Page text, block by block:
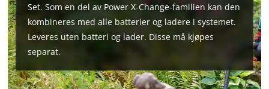
Set. Som en del av Power X-Change-familien kan den
kombineres med alle batterier og ladere i systemet.
Leveres uten batteri og lader. Disse må kjøpes
separat.